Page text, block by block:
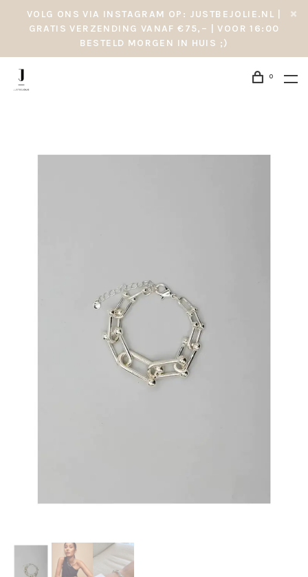
VOLG ONS VIA INSTAGRAM OP: JUSTBEJOLIE.NL |
GRATIS VERZENDING VANAF €75,– | VOOR 16:00
BESTELD MORGEN IN HUIS ;)
0